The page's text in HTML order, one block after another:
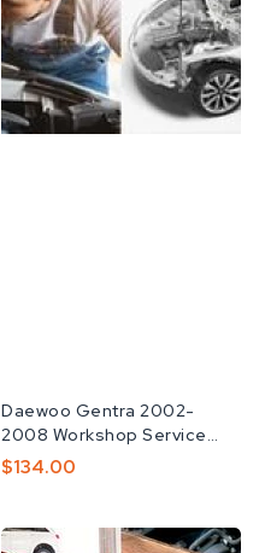
공
급
업
Daewoo Gentra 2002-
2008 Workshop Service
Manual For Repair
정
$134.00
Daewoo